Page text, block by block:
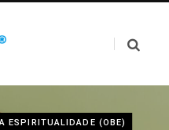
ESPIRITUALIDADE (OBE)